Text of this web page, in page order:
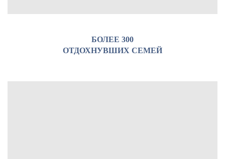
БОЛЕЕ 300
ОТДОХНУВШИХ СЕМЕЙ